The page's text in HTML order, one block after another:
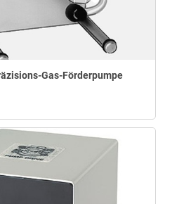
Gas-Förderpumpe